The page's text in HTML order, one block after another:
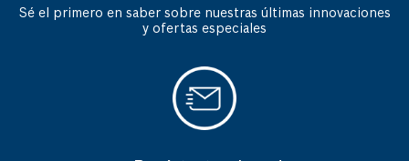
Sé el primero en saber sobre nuestras últimas innovaciones
y ofertas especiales